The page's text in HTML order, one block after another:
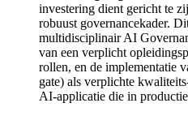
investering dient gericht te
robuust governancekader.
multidisciplinair AI
van een verplicht
rollen, en de implementatie
gate) als verplichte
AI-applicatie die in